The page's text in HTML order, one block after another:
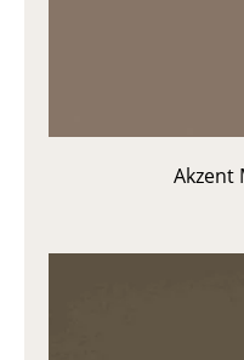
Akzent